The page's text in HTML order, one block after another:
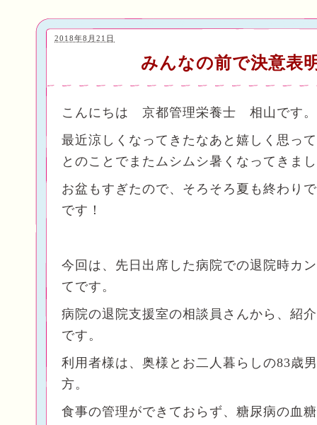
みんなの前で決意
2018年8月21日
こんにちは 京都管理栄養士 相山
最近涼しくなってきたなあと嬉しく思っ
とのことでまたムシムシ暑くなってきま
お盆もすぎたので、そろそろ夏も終わり
です！
今回は、先日出席した病院での退院時カ
てです。
病院の退院支援室の相談員さんから、紹
です。
利用者様は、奥様とお二人暮らしの83歳
方。
食事の管理ができておらず、糖尿病の血